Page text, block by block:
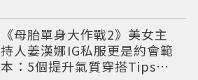
《母胎單身大作戰2》美女主
持人姜漢娜IG私服更是約會範
本：5個提升氣質穿搭Tips公